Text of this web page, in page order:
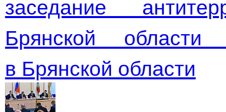
Брянской
в Брянской области